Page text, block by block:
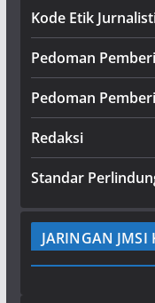
Kode Etik
Pedoman
Pedoman
Redaksi
Standar
JARINGAN JMSI